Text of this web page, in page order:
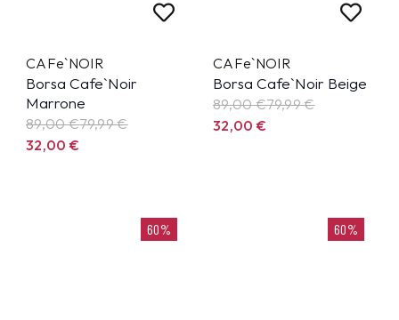
CAFe`NOIR
Borsa Cafe`Noir
Marrone
89,00 €79,99€
32,00€
CAFe`NOIR
Borsa Cafe`Noir Beige
89,00 €79,99€
32,00€
60% 60%